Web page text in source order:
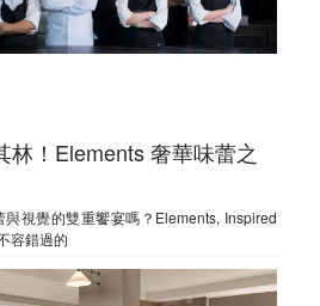
林！Elements 奢華味蕾之
視覺的雙重饗宴嗎？Elements, Inspired
容錯過的